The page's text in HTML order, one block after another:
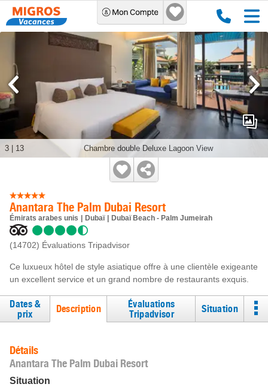
Anantara The Palm Dubai Resort
Émirats arabes unis Dubaï Dubaï Beach - Palm Jumeirah
(14702) Évaluations Tripadvisor
Ce luxueux hôtel de style asiatique offre à une clientèle exigeante
un excellent service et un grand nombre de restaurants exquis.
Chambre double Deluxe Lagoon View
3 13
Dates &
prix
Description
Évaluations
Tripadvisor
Situation
Détails
Anantara The Palm Dubai Resort
Situation